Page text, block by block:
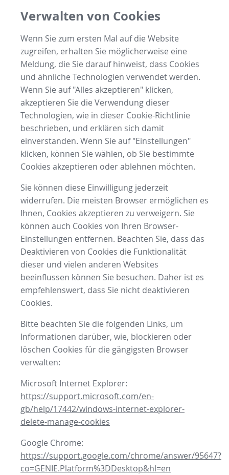
Verwalten von Cookies
Wenn Sie zum ersten Mal auf die Website
zugreifen, erhalten Sie möglicherweise eine
Meldung, die Sie darauf hinweist, dass Cookies
und ähnliche Technologien verwendet werden.
Wenn Sie auf "Alles akzeptieren" klicken,
akzeptieren Sie die Verwendung dieser
Technologien, wie in dieser Cookie-Richtlinie
beschrieben, und erklären sich damit
einverstanden. Wenn Sie auf "Einstellungen"
klicken, können Sie wählen, ob Sie bestimmte
Cookies akzeptieren oder ablehnen möchten.
Sie können diese Einwilligung jederzeit
widerrufen. Die meisten Browser ermöglichen es
Ihnen, Cookies akzeptieren zu verweigern. Sie
können auch Cookies von Ihren Browser-
Einstellungen entfernen. Beachten Sie, dass das
Deaktivieren von Cookies die Funktionalität
dieser und vielen anderen Websites
beeinflussen können Sie besuchen. Daher ist es
empfehlenswert, dass Sie nicht deaktivieren
Cookies.
Bitte beachten Sie die folgenden Links, um
Informationen darüber, wie, blockieren oder
löschen Cookies für die gängigsten Browser
verwalten:
Microsoft Internet Explorer:
https://support.microsoft.com/en-
gb/help/17442/windows-internet-explorer-
delete-manage-cookies
Google Chrome:
https://support.google.com/chrome/answer/95647?
co=GENIE.Platform%3DDesktop&hl=en